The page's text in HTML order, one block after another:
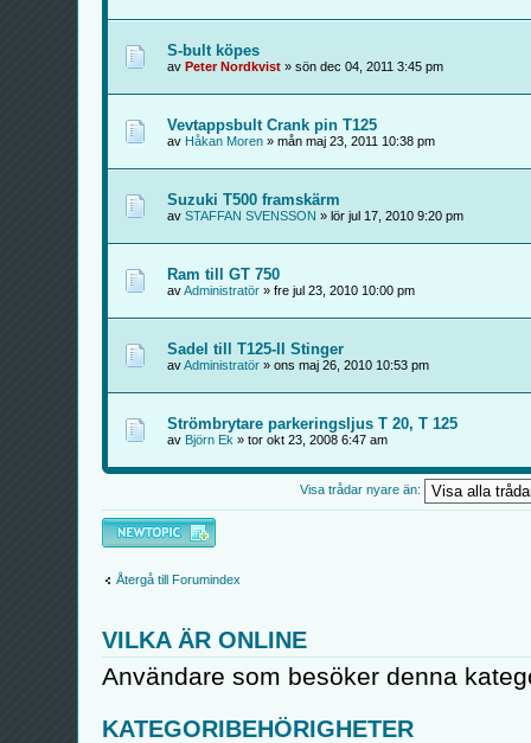
S-bult köpes
av Peter Nordkvist » sön dec 04, 2011 3:45 pm
Vevtappsbult Crank pin T125
av Håkan Moren » mån maj 23, 2011 10:38 pm
Suzuki T500 framskärm
av STAFFAN SVENSSON » lör jul 17, 2010 9:20 pm
Ram till GT 750
avAdministratör » fre jul 23, 2010 10:00 pm
Sadel till T125-II Stinger
avAdministratör » ons maj 26, 2010 10:53 pm
Strömbrytare parkeringsljus T 20, T 125
av Björn Ek » tor okt 23, 2008 6:47 am
Visa trådar nyare än:
Skapa en ny tråd
Återgå till Forumindex
VILKA ÄR ONLINE
Användare som besöker denna
KATEGORIBEHÖRIGHETER